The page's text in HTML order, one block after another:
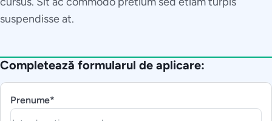
suspendisse at.
Completează formularul de aplicare:
Prenume*